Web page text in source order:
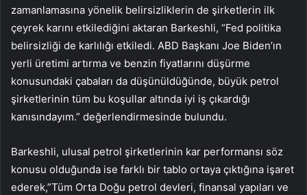
zamanlamasına yönelik belirsizliklerin de şirketlerin ilk
çeyrek karını etkilediğini aktaran Barkeshli, “Fed politika
belirsizliği de karlılığı etkiledi. ABD Başkanı Joe Biden’ın
yerli üretimi artırma ve benzin fiyatlarını düşürme
konusundaki çabaları da düşünüldüğünde, büyük petrol
şirketlerinin tüm bu koşullar altında iyi iş çıkardığı
kanısındayım.” değerlendirmesinde bulundu.
Barkeshli, ulusal petrol şirketlerinin kar performansı söz
konusu olduğunda ise farklı bir tablo ortaya çıktığına işaret
ederek,”Tüm Orta Doğu petrol devleri, finansal yapıları ve